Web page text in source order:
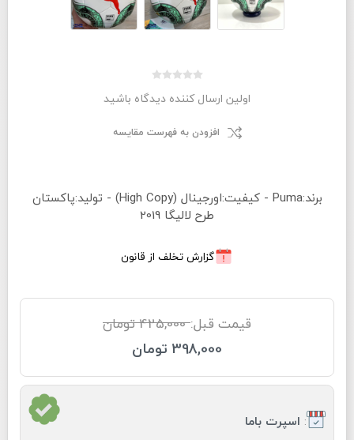
اولین ارسال کننده دیدگاه باشید
افزودن به فهرست مقایسه
برند:Puma - کیفیت:اورجینال (High Copy) - تولید:پاکستان
طرح لالیگا 2019
گزارش تخلف از قانون
قیمت قبل: 425,000 تومان
398,000 تومان
: اسپرت باما